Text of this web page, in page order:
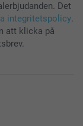
Det
integritetspolicy.
att klicka på